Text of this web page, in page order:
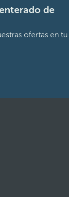
de
ofertas en tu